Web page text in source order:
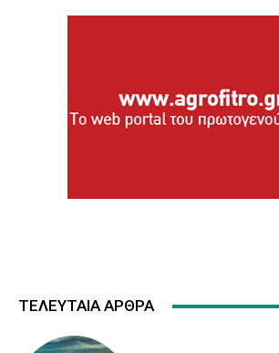
ΤΕΛΕΥΤΑΙΑ ΑΡΘΡΑ